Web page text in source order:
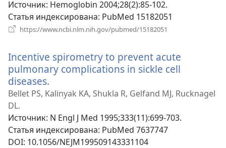
Источник‎: Hemoglobin 2004;28(2):85-102.
Статья индексирована‎: PubMed 15182051
https://www.ncbi.nlm.nih.gov/pubmed/15182051
окне)
Incentive spirometry to prevent acute
pulmonary complications in sickle cell
diseases.
в
окне)
Bellet PS, Kalinyak KA, Shukla R, Gelfand MJ, Rucknagel
DL.
Источник‎: N Engl J Med 1995;333(11):699-703.
Статья индексирована‎: PubMed 7637747
DOI‎: 10.1056/NEJM199509143331104